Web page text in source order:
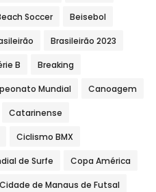
Soccer Beisebol
Brasileirão 2023
B Breaking
Mundial Canoagem
Catarinense
Ciclismo BMX
de Surfe Copa América
de Manaus de Futsal